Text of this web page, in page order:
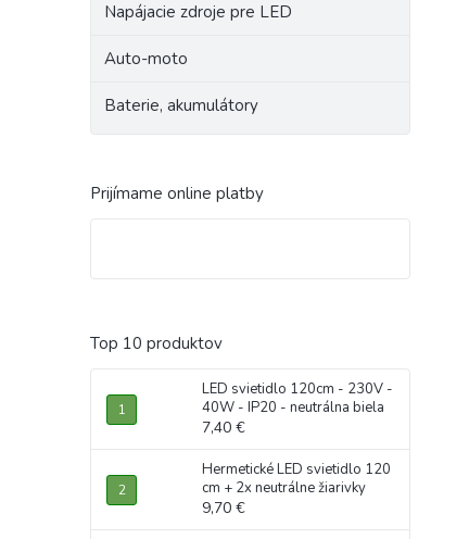
Napájacie zdroje pre LED
Auto-moto
Baterie, akumulátory
Prijímame online platby
Top 10 produktov
LED svietidlo 120cm - 230V -
40W - IP20 - neutrálna biela
7,40 €
Hermetické LED svietidlo 120
cm + 2x neutrálne žiarivky
9,70 €